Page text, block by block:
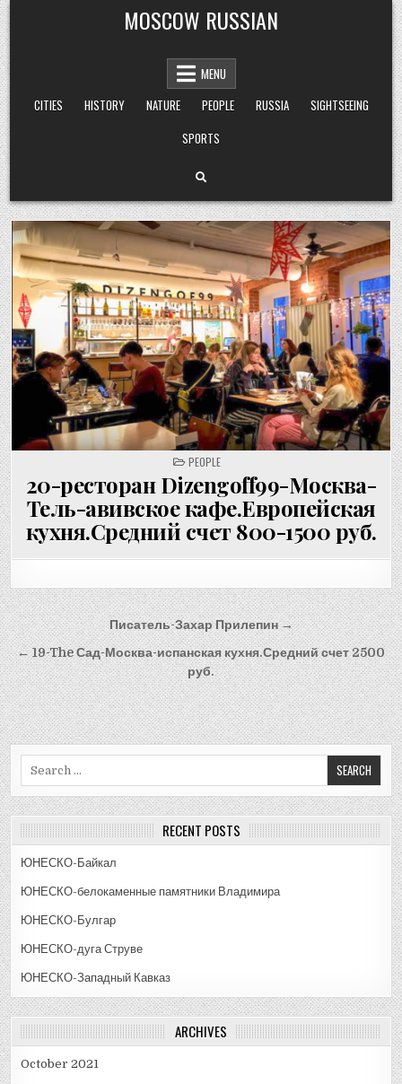
Skip
to
content
MOSCOW RUSSIAN
MENU
CITIES
HISTORY NATURE PEOPLE RUSSIA
SIGHTSEEING
SPORTS
POSTED
IN
PEOPLE
20-ресторан Dizengoff99-Москва-
Тель-авивское кафе.Европейская
кухня.Средний счет 800-1500 руб.
Post
navigation
Писатель-Захар Прилепин →
← 19-The Сад-Москва-испанская кухня.Средний счет 2500
руб.
RECENT POSTS
ЮНЕСКО-Байкал
ЮНЕСКО-белокаменные памятники Владимира
ЮНЕСКО-Булгар
ЮНЕСКО-дуга Струве
ЮНЕСКО-Западный Кавказ
ARCHIVES
October 2021